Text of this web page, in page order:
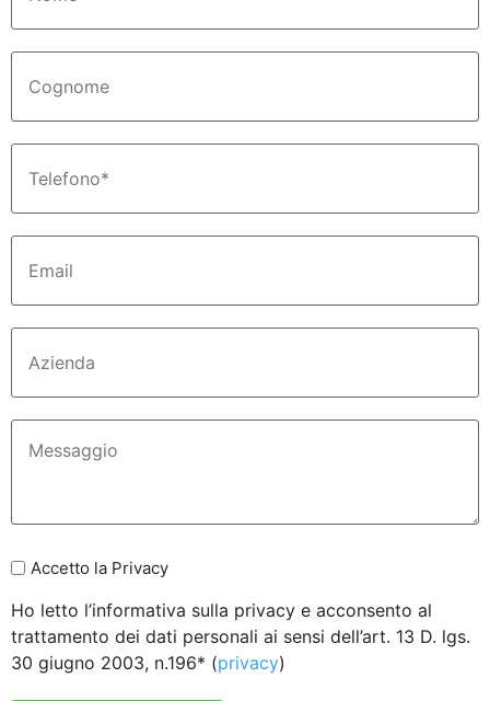
Accetto la Privacy
Ho letto l’informativa sulla privacy e acconsento al
trattamento dei dati personali ai sensi dell’art. 13 D. lgs.
30 giugno 2003, n.196* (privacy)